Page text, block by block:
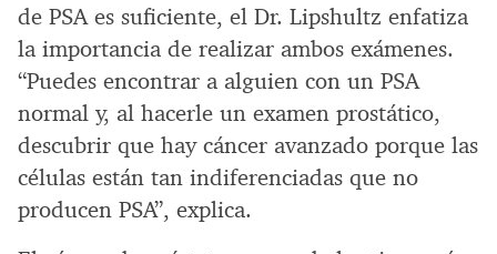
de PSA es suficiente, el Dr. Lipshultz enfatiza
la importancia de realizar ambos exámenes.
“Puedes encontrar a alguien con un PSA
normal y, al hacerle un examen prostático,
descubrir que hay cáncer avanzado porque las
células están tan indiferenciadas que no
producen PSA”, explica.